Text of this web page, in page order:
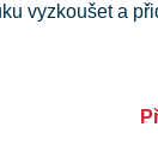
vyzkoušet a